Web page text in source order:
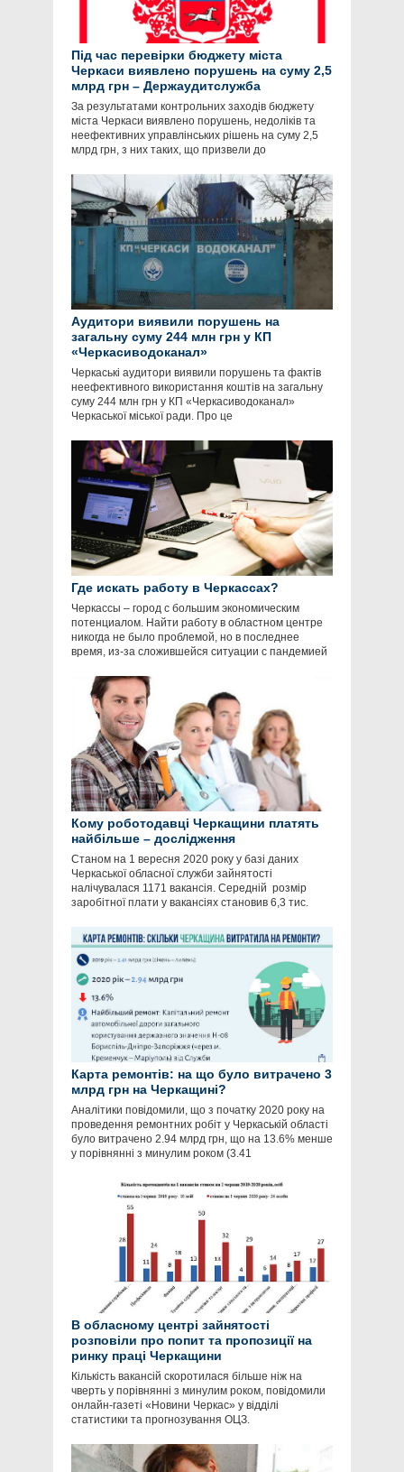
Під час перевірки бюджету міста
Черкаси виявлено порушень на суму 2,5
млрд грн – Держаудитслужба
За результатами контрольних заходів бюджету
міста Черкаси виявлено порушень, недоліків та
неефективних управлінських рішень на суму 2,5
млрд грн, з них таких, що призвели до
Аудитори виявили порушень на
загальну суму 244 млн грн у КП
«Черкасиводоканал»
Черкаські аудитори виявили порушень та фактів
неефективного використання коштів на загальну
суму 244 млн грн у КП «Черкасиводоканал»
Черкаської міської ради. Про це
Где искать работу в Черкассах?
Черкассы – город с большим экономическим
потенциалом. Найти работу в областном центре
никогда не было проблемой, но в последнее
время, из-за сложившейся ситуации с пандемией
Кому роботодавці Черкащини платять
найбільше – дослідження
Станом на 1 вересня 2020 року у базі даних
Черкаської обласної служби зайнятості
налічувалася 1171 вакансія. Середній розмір
заробітної плати у вакансіях становив 6,3 тис.
Карта ремонтів: на що було витрачено 3
млрд грн на Черкащині?
Аналітики повідомили, що з початку 2020 року на
проведення ремонтних робіт у Черкаській області
було витрачено 2.94 млрд грн, що на 13.6% менше
у порівнянні з минулим роком (3.41
В обласному центрі зайнятості
розповіли про попит та пропозиції на
ринку праці Черкащини
Кількість вакансій скоротилася більше ніж на
чверть у порівнянні з минулим роком, повідомили
онлайн-газеті «Новини Черкас» у відділі
статистики та прогнозування ОЦЗ.